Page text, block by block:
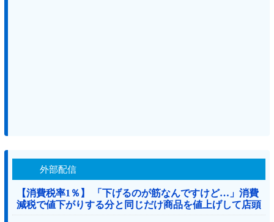
外部配信
【消費税率1％】 「下げるのが筋なんですけど…」消費
減税で値下がりする分と同じだけ商品を値上げして店頭
価格を変えない店も